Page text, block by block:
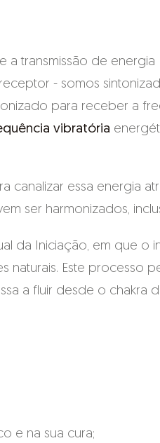
a transmissão de
- somos
para receber a
vibratória
canalizar essa energia
ser harmonizados,
da Iniciação, em que o
naturais. Este processo
a fluir desde o chakra
e na sua cura;